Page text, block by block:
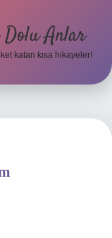
Anlar
katan kısa hikayeler!